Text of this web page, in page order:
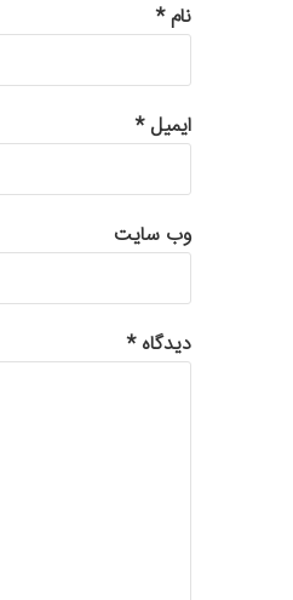
نام*
ایمیل*
وب‌ سایت
دیدگاه*